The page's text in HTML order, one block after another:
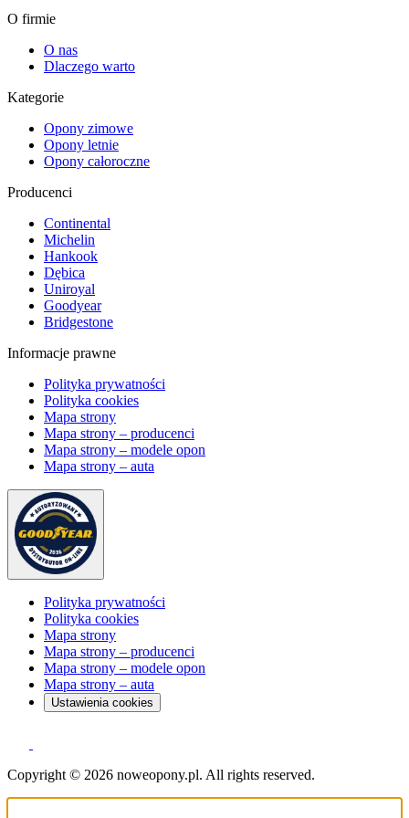
O firmie
O nas
Dlaczego warto
Kategorie
Opony zimowe
Opony letnie
Opony całoroczne
Producenci
Continental
Michelin
Hankook
Dębica
Uniroyal
Goodyear
Bridgestone
Informacje prawne
Polityka prywatności
Polityka cookies
Mapa strony
Mapa strony – producenci
Mapa strony – modele opon
Mapa strony – auta
Polityka prywatności
Polityka cookies
Mapa strony
Mapa strony – producenci
Mapa strony – modele opon
Mapa strony – auta
Ustawienia cookies
Copyright © 2026 noweopony.pl. All rights reserved.